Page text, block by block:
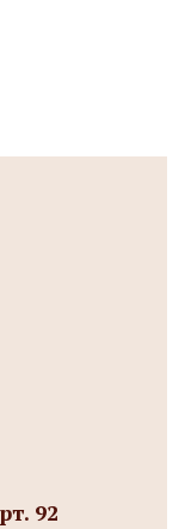
92